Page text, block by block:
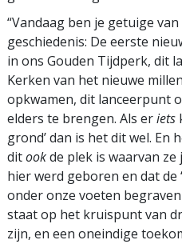
“Vandaag ben je getuige
geschiedenis: De eerste
in ons Gouden Tijdperk, dit
Kerken van het nieuwe
opkwamen, dit lanceerpunt
elders te brengen. Als eriets
grond’ dan is het dit wel. En
ditookde plek is waarvan
hier werd geboren en dat de
onder onze voeten
staat op het kruispunt van
zijn, en een oneindige